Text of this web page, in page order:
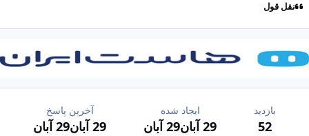
نقل قول
بازدید
52
ایجاد شده
29 آبان 29 آبان
آخرین پاسخ
29 آبان 29 آبان